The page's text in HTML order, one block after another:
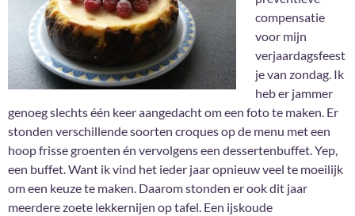
compensatie
voor mijn
verjaardagsfeest
je van zondag. Ik
heb er jammer
genoeg slechts één keer aangedacht om een foto te maken. Er
stonden verschillende soorten croques op de menu met een
hoop frisse groenten én vervolgens een dessertenbuffet. Yep,
een buffet. Want ik vind het ieder jaar opnieuw veel te moeilijk
om een keuze te maken. Daarom stonden er ook dit jaar
meerdere zoete lekkernijen op tafel. Een ijskoude